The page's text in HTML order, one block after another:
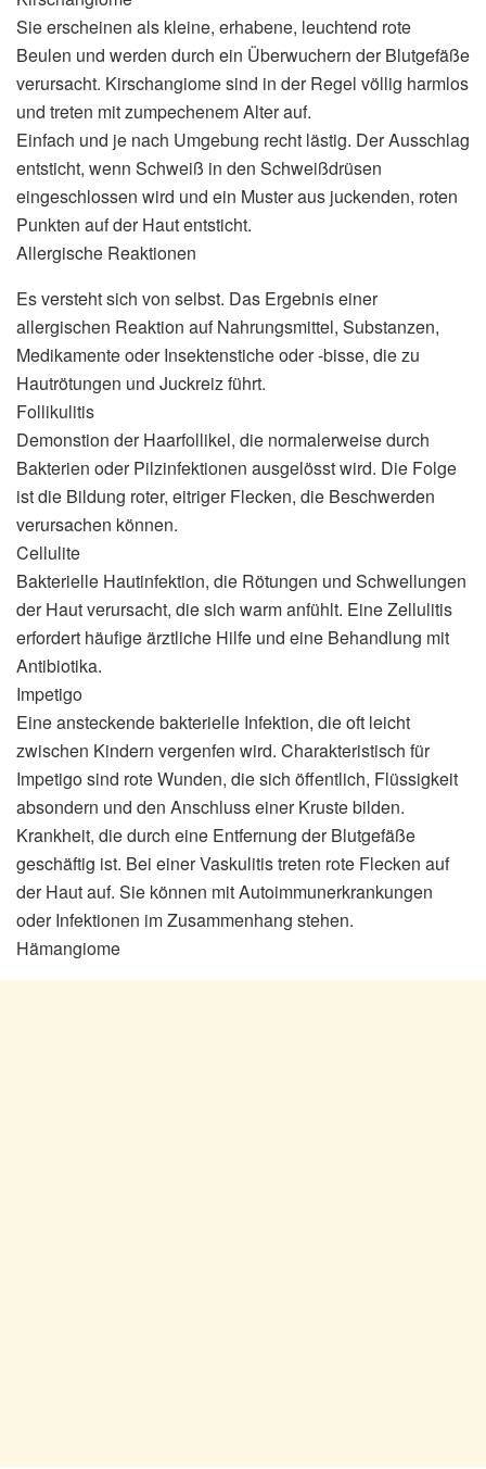
Sie erscheinen als kleine, erhabene, leuchtend rote
Beulen und werden durch ein Überwuchern der Blutgefäße
verursacht. Kirschangiome sind in der Regel völlig harmlos
und treten mit zumpechenem Alter auf.
Einfach und je nach Umgebung recht lästig. Der Ausschlag
entsticht, wenn Schweiß in den Schweißdrüsen
eingeschlossen wird und ein Muster aus juckenden, roten
Punkten auf der Haut entsticht.
Allergische Reaktionen
Es versteht sich von selbst. Das Ergebnis einer
allergischen Reaktion auf Nahrungsmittel, Substanzen,
Medikamente oder Insektenstiche oder -bisse, die zu
Hautrötungen und Juckreiz führt.
Follikulitis
Demonstion der Haarfollikel, die normalerweise durch
Bakterien oder Pilzinfektionen ausgelösst wird. Die Folge
ist die Bildung roter, eitriger Flecken, die Beschwerden
verursachen können.
Cellulite
Bakterielle Hautinfektion, die Rötungen und Schwellungen
der Haut verursacht, die sich warm anfühlt. Eine Zellulitis
erfordert häufige ärztliche Hilfe und eine Behandlung mit
Antibiotika.
Impetigo
Eine ansteckende bakterielle Infektion, die oft leicht
zwischen Kindern vergenfen wird. Charakteristisch für
Impetigo sind rote Wunden, die sich öffentlich, Flüssigkeit
absondern und den Anschluss einer Kruste bilden.
Krankheit, die durch eine Entfernung der Blutgefäße
geschäftig ist. Bei einer Vaskulitis treten rote Flecken auf
der Haut auf. Sie können mit Autoimmunerkrankungen
oder Infektionen im Zusammenhang stehen.
Hämangiome